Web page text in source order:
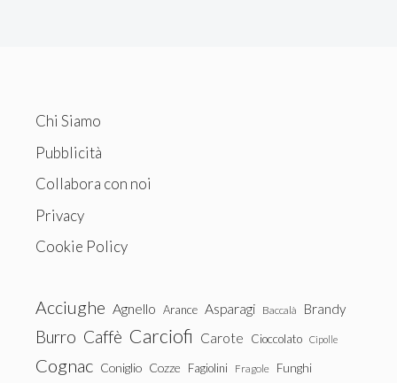
Chi Siamo
Pubblicità
Collabora con noi
Privacy
Cookie Policy
Acciughe Agnello Arance Asparagi Baccalà Brandy
Burro Caffè Carciofi Carote Cioccolato Cipolle
Cognac Coniglio Cozze Fagiolini Fragole Funghi